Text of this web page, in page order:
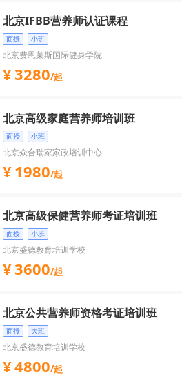
北京IFBB营养师认证课程
面授 小班
北京费恩莱斯国际健身学院
3280/起
北京高级家庭营养师培训班
面授 小班
北京众合瑞家家政培训中心
1980/起
北京高级保健营养师考证培训班
面授 小班
北京盛德教育培训学校
3600/起
北京公共营养师资格考证培训班
面授 大班
北京盛德教育培训学校
4800/起